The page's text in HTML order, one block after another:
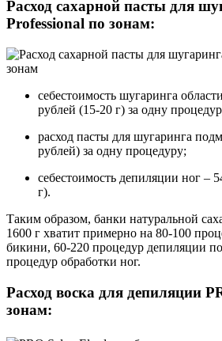
Расход сахарной пасты для
Professional по зонам:
себестоимость шугаринга
рублей (15-20 г) за одну
расход пасты для шугаринга
рублей) за одну процедуру;
себестоимость депиляции ног –
г).
Таким образом, банки натуральной
1600 г хватит примерно на 80-100
бикини, 60-220 процедур депиляции
процедур обработки ног.
Расход воска для депиляции
зонам: